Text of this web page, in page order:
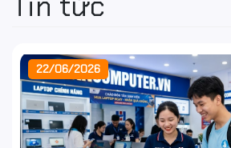
22/06/2026